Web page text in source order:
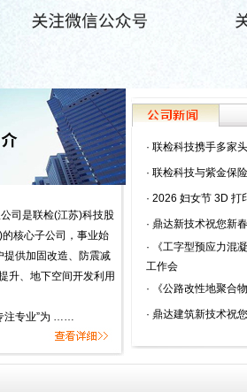
是联检(江苏)科技股
核心子公司，事业始
供加固改造、防震减
升、地下空间开发利用
专业”为 ……
· 联检科技携手多家
· 联检科技与紫金保
· 2026 妇女节 3D 打
· 鼎达新技术祝您新
· 《工字型预应力混
工作会
· 《公路改性地聚合
· 鼎达建筑新技术祝